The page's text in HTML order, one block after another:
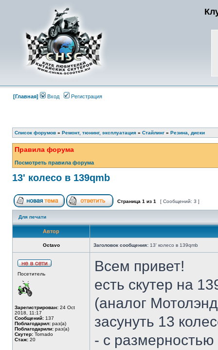
[Главная] Вход Регистрация
Список форумов » Ремонт, тюнинг, эксплуатация » Стайлинг » Резина, диски
Правила форума
Посмотреть правила форума
13' колесо в 139qmb
Страница 1 из 1 [ Сообщений: 3 ]
Для печати
Автор
Octavo Заголовок сообщения: 13' колесо в 139qmb
Посетитель
Зарегистрирован: 24 Oct
2018, 11:17
Сообщений: 137
Поблагодарил: раз(а)
Поблагодарили: раз(а)
Скутер: Tornado
Стаж: 20
Всем привет!
есть скутер на
(аналог
засунуть 13
- с